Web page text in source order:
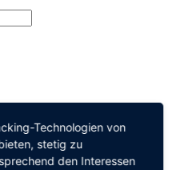
Technologien von
stetig zu
den Interessen